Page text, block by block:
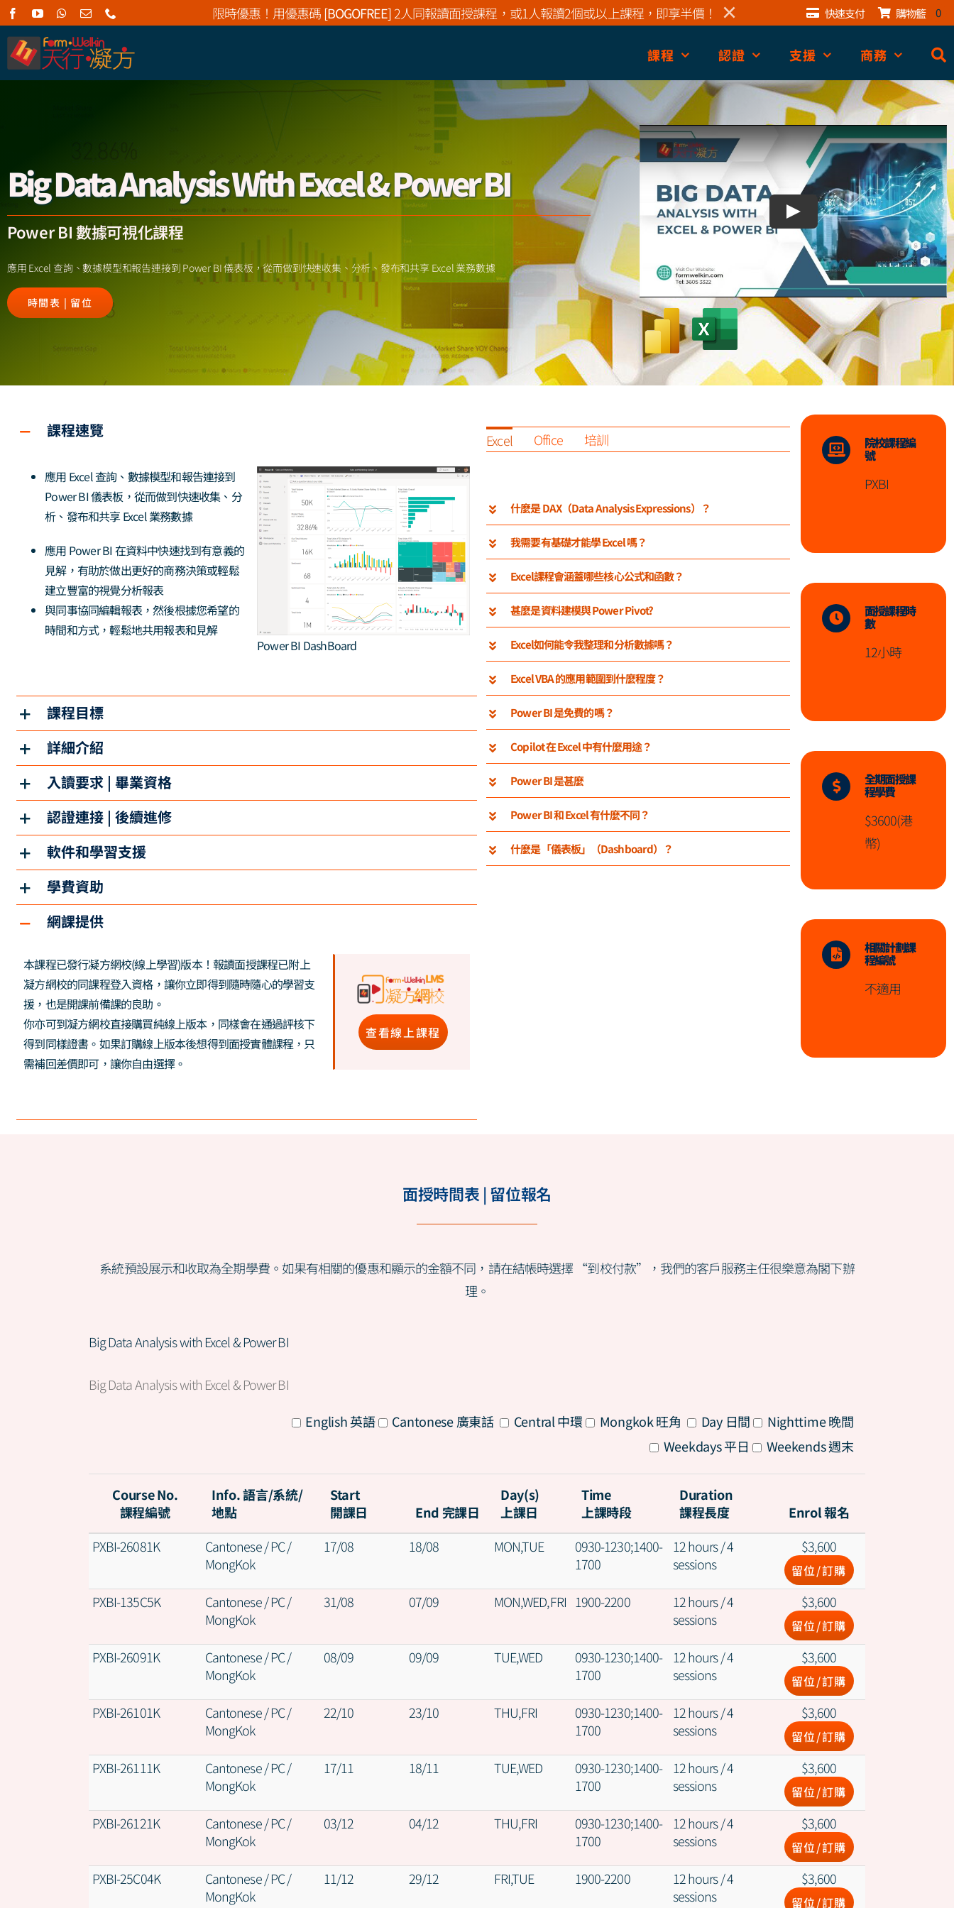
Skip
to
content
限時優惠！用優惠碼 [BOGOFREE]2人同報讀面授課程，或1人報讀2個或以上課程，即享半價！ × 快速支付 購物籃 0
課程 認證 支援 商務
Big Data Analysis With Excel & Power BI
Power BI 數據可視化課程
應用 Excel 查詢、數據模型和報告連接到 Power BI 儀表板，從而做到快速收集、分析、發布和共享 Excel 業務數據
時間表 | 留位
課程速覽
Power BI DashBoard
應用 Excel 查詢、數據模型和報告連接到
Power BI 儀表板，從而做到快速收集、分
析、發布和共享 Excel 業務數據
應用 Power BI 在資料中快速找到有意義的
見解，有助於做出更好的商務決策或輕鬆
建立豐富的視覺分析報表
與同事協同編輯報表，然後根據您希望的
時間和方式，輕鬆地共用報表和見解
課程目標
詳細介紹
入讀要求 | 畢業資格
認證連接 | 後續進修
軟件和學習支援
學費資助
網課提供
本課程已發行凝方網校(線上學習)版本！報讀面授課程已附上
凝方網校的同課程登入資格，讓你立即得到隨時隨心的學習支
援，也是開課前備課的良助。
你亦可到凝方網校直接購買純線上版本，同樣會在通過評核下
得到同樣證書。如果訂購線上版本後想得到面授實體課程，只
需補回差價即可，讓你自由選擇。
查看線上課程
Excel Office 培訓
什麼是 DAX（Data Analysis Expressions）？
我需要有基礎才能學 Excel 嗎？
Excel課程會涵蓋哪些核心公式和函數？
甚麼是資料建模與 Power Pivot?
Excel如何能令我整理和分析數據嗎？
Excel VBA 的應用範圍到什麼程度？
Power BI 是免費的嗎？
Copilot 在 Excel 中有什麼用途？
Power BI 是甚麼
Power BI 和 Excel 有什麼不同？
什麼是「儀表板」（Dashboard）？
院校課程編
號
PXBI
面授課程時
數
12小時
全期面授課
程學費
$3600(港
幣)
相關計劃課
程編號
不適用
面授時間表 | 留位報名
系統預設展示和收取為全期學費。如果有相關的優惠和顯示的金額不同，請在結帳時選擇 “到校付款”，我們的客戶服務主任很樂意為閣下辦
理。
Big Data Analysis with Excel & Power BI
Big Data Analysis with Excel & Power BI
All English 英語 Cantonese 廣東話 All Central 中環 Mongkok 旺角 All Day 日間
Nighttime 晚間
All Weekdays 平日 Weekends 週末
Course No.
課程編號
Info. 語言/系統/
地點
Start
開課日
End 完課日
Day(s)
上課日
Time
上課時段
Duration
課程長度
Enrol 報名
PXBI-26081K
Cantonese / PC /
MongKok
17/08 18/08 MON,TUE
0930-1230;1400-
1700
12 hours / 4
sessions
$3,600
留位/訂購
PXBI-135C5K
Cantonese / PC /
MongKok
31/08 07/09 MON,WED,FRI 1900-2200
12 hours / 4
sessions
$3,600
留位/訂購
PXBI-26091K
Cantonese / PC /
MongKok
08/09 09/09 TUE,WED
0930-1230;1400-
1700
12 hours / 4
sessions
$3,600
留位/訂購
PXBI-26101K
Cantonese / PC /
MongKok
22/10 23/10 THU,FRI
0930-1230;1400-
1700
12 hours / 4
sessions
$3,600
留位/訂購
PXBI-26111K
Cantonese / PC /
MongKok
17/11 18/11 TUE,WED
0930-1230;1400-
1700
12 hours / 4
sessions
$3,600
留位/訂購
PXBI-26121K
Cantonese / PC /
MongKok
03/12 04/12 THU,FRI
0930-1230;1400-
1700
12 hours / 4
sessions
$3,600
留位/訂購
PXBI-25C04K
Cantonese / PC /
MongKok
11/12 29/12 FRI,TUE 1900-2200
12 hours / 4
sessions
$3,600
留位/訂購